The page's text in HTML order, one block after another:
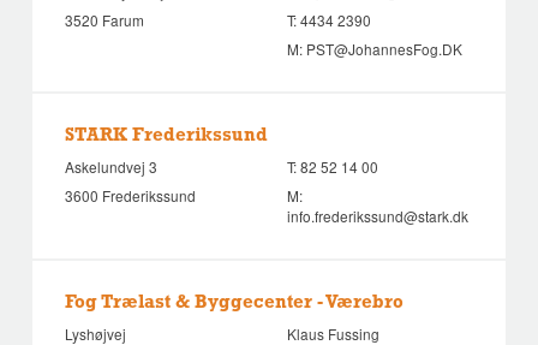
3520 Farum
T:4434 2390
M: PST@JohannesFog.DK
STARK Frederikssund
Askelundvej 3
3600 Frederikssund
T:82 52 14 00
M:
info.frederikssund@stark.dk
Fog Trælast & Byggecenter - Værebro
Lyshøjvej
Klaus Fussing